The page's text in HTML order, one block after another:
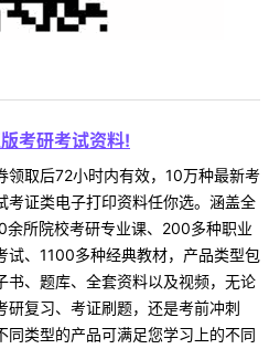
考研考试资料!
领取后72小时内有效，10万种最新考
考证类电子打印资料任你选。涵盖全
余所院校考研专业课、200多种职业
试、1100多种经典教材，产品类型包
书、题库、全套资料以及视频，无论
研复习、考证刷题，还是考前冲刺
同类型的产品可满足您学习上的不同